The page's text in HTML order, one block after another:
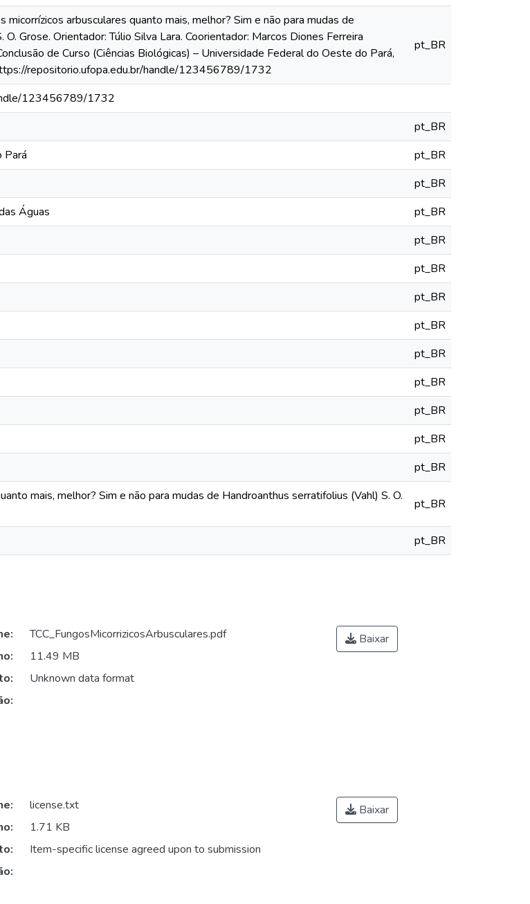
micorrízicos arbusculares quanto mais, melhor? Sim e não para mudas de
Grose. Orientador: Túlio Silva Lara. Coorientador: Marcos Diones Ferreira
de Curso (Ciências Biológicas) – Universidade Federal do Oeste do Pará,
repositorio.ufopa.edu.br/handle/123456789/1732
pt_BR
123456789/1732
pt_BR
Pará
pt_BR
pt_BR
Águas
pt_BR
pt_BR
pt_BR
pt_BR
pt_BR
pt_BR
pt_BR
pt_BR
pt_BR
pt_BR
mais, melhor? Sim e não para mudas de Handroanthus serratifolius (Vahl) S. O.
pt_BR
pt_BR
TCC_FungosMicorrizicosArbusculares.pdf
11.49 MB
Unknown data format
Baixar
license.txt
1.71 KB
Item-specific license agreed upon to submission
Baixar